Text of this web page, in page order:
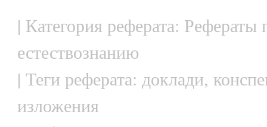
| Категория реферата: Рефераты
естествознанию
| Теги реферата: доклади,
изложения